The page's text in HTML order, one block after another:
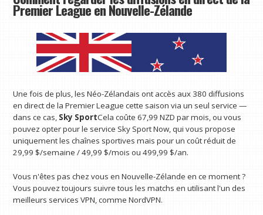
Premier League en Nouvelle-Zélande
Une fois de plus, les Néo-Zélandais ont accès aux 380 diffusions
en direct de la Premier League cette saison via un seul service —
dans ce cas, Sky SportCela coûte 67,99 NZD par mois, ou vous
pouvez opter pour le service Sky Sport Now, qui vous propose
uniquement les chaînes sportives mais pour un coût réduit de
29,99 $/semaine / 49,99 $/mois ou 499,99 $/an.
Vous n'êtes pas chez vous en Nouvelle-Zélande en ce moment ?
Vous pouvez toujours suivre tous les matchs en utilisant l'un des
meilleurs services VPN, comme NordVPN.